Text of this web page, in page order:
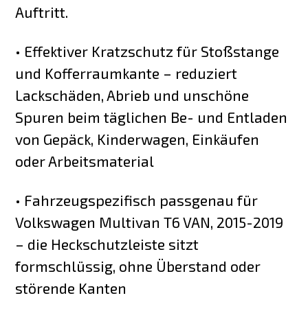
Auftritt.
• Effektiver Kratzschutz für Stoßstange
und Kofferraumkante – reduziert
Lackschäden, Abrieb und unschöne
Spuren beim täglichen Be- und Entladen
von Gepäck, Kinderwagen, Einkäufen
oder Arbeitsmaterial
• Fahrzeugspezifisch passgenau für
Volkswagen Multivan T6 VAN, 2015-2019
– die Heckschutzleiste sitzt
formschlüssig, ohne Überstand oder
störende Kanten